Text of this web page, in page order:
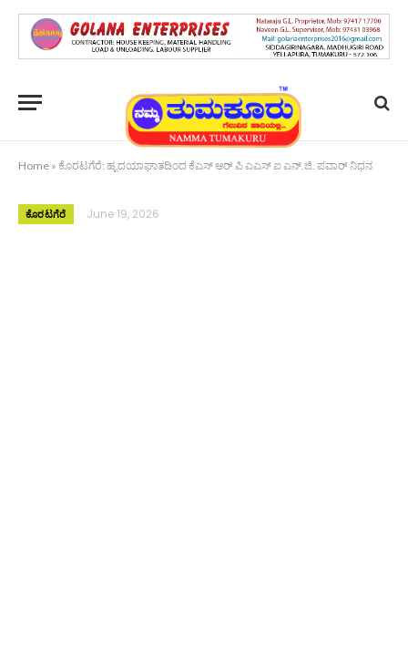
Home » ಕೊರಟಗೆರೆ: ಹೃದಯಾಘಾತದಿಂದ ಕೆಎಸ್‌ ಆರ್‌ ಪಿ ಎಎಸ್‌ ಐ ಎನ್.ಜಿ. ಪವಾರ್ ನಿಧನ
ಕೊರಟಗೆರೆ June 19, 2026